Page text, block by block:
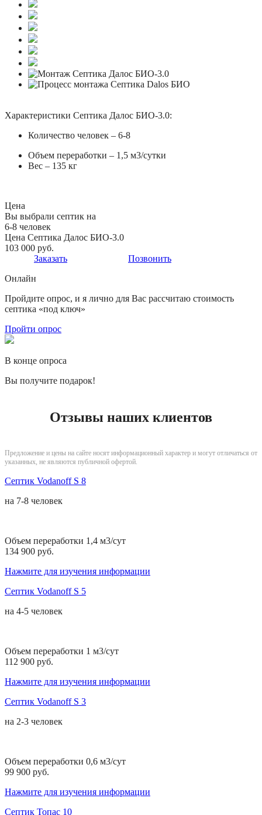
Характеристики Септика Далос БИО-3.0:
Количество человек – 6-8
Объем переработки – 1,5 м3/сутки
Вес – 135 кг
Цена
Вы выбрали септик на
6-8 человек
Цена Септика Далос БИО-3.0
103 000 руб.
Заказать
Позвонить
Онлайн
Пройдите опрос, и я лично для Вас рассчитаю стоимость
септика «под ключ»
Пройти опрос
В конце опроса
Вы получите подарок!
Отзывы наших клиентов
Предложение и цены на сайте носят информационный характер и могут отличаться от
указанных, не являются публичной офертой.
Септик Vodanoff S 8
на 7-8 человек
Объем переработки 1,4 м3/сут
134 900 руб.
Нажмите для изучения информации
Септик Vodanoff S 5
на 4-5 человек
Объем переработки 1 м3/сут
112 900 руб.
Нажмите для изучения информации
Септик Vodanoff S 3
на 2-3 человек
Объем переработки 0,6 м3/сут
99 900 руб.
Нажмите для изучения информации
Септик Топас 10